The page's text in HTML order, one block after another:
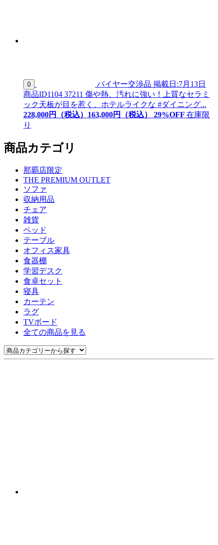
0 バイヤー交渉品 掲載日:7月13日
商品ID1104 37211 傷や熱、汚れに強い！上質なセラミ
ック天板が目を惹く、ホテルライクな #ダイニング...
228,000円（税込） 163,000円（税込） 29%OFF 在庫限
り
商品カテゴリ
那覇店限定
THE PREMIUM OUTLET
ソファ
収納用品
チェア
雑貨
ベッド
テーブル
オフィス家具
食器棚
学習デスク
食卓セット
寝具
カーテン
ラグ
TVボード
全ての商品を見る